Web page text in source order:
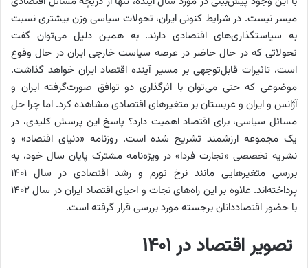
میسر نیست. در شرایط کنونی ایران، تحولات سیاسی وزن بیشتری نسبت
به سیاستگذاری‌های اقتصادی دارند. به همین دلیل می‌توان گفت
تحولاتی که در حال حاضر در عرصه سیاست خارجی ایران در حال وقوع
است، تاثیرات قابل‌توجهی بر مسیر آینده اقتصاد ایران خواهد گذاشت.
موضوعی که حتی می‌توان با اثرگذاری دو توافق صورت‌گرفته ایران و
آژانس و ایران و عربستان بر متغیرهای اقتصادی مشاهده کرد. اما چرا حل
مسائل سیاسی، برای اقتصاد اهمیت دارد؟ پاسخ این پرسش کلیدی، در
یک مجموعه ارزشمند تشریح شده است. روزنامه «دنیای اقتصاد» و
نشریه تخصصی «تجارت فردا» در ویژه‌نامه مشترک پایان سال خود، به
بررسی متغیرهایی مانند نرخ تورم و رشد اقتصادی در سال ۱۴۰۱
پرداخته‌اند. علاوه بر این راه‌های نجات و احیای اقتصاد ایران در سال ۱۴۰۲
با حضور اقتصاددانان برجسته مورد بررسی قرار گرفته است.
تصویر اقتصاد در ۱۴۰۱